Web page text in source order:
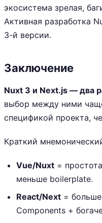
экосистема зрелая,
Активная разработка
3-й версии.
Заключение
Nuxt 3 и Next.js — два
выбор между ними
спецификой проекта,
Краткий
Vue/Nuxt =
меньше boilerplate.
React/Next =
Components +